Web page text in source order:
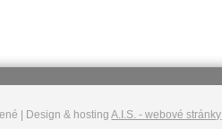
| Design & hostingA.I.S. - webové stránky